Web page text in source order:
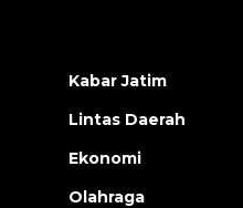
Kabar Jatim
Lintas Daerah
Ekonomi
Olahraga